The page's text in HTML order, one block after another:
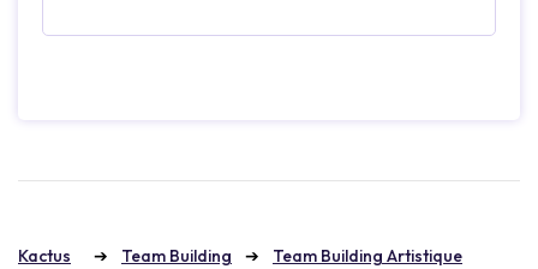
Kactus Team Building
Team Building Artistique